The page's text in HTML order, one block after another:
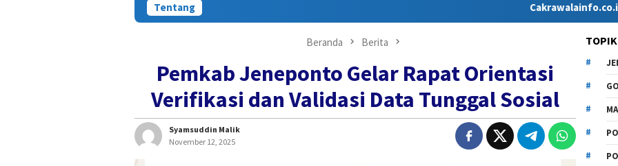
Tentang Cakrawalainfo.co.id hadir
Beranda Berita
Pemkab Jeneponto Gelar Rapat Orientasi
Verifikasi dan Validasi Data Tunggal Sosial
Syamsuddin Malik
November 12, 2025